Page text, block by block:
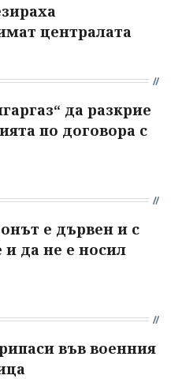
централата
да разкрие
по договора с
е дървен и с
да не е носил
във военния